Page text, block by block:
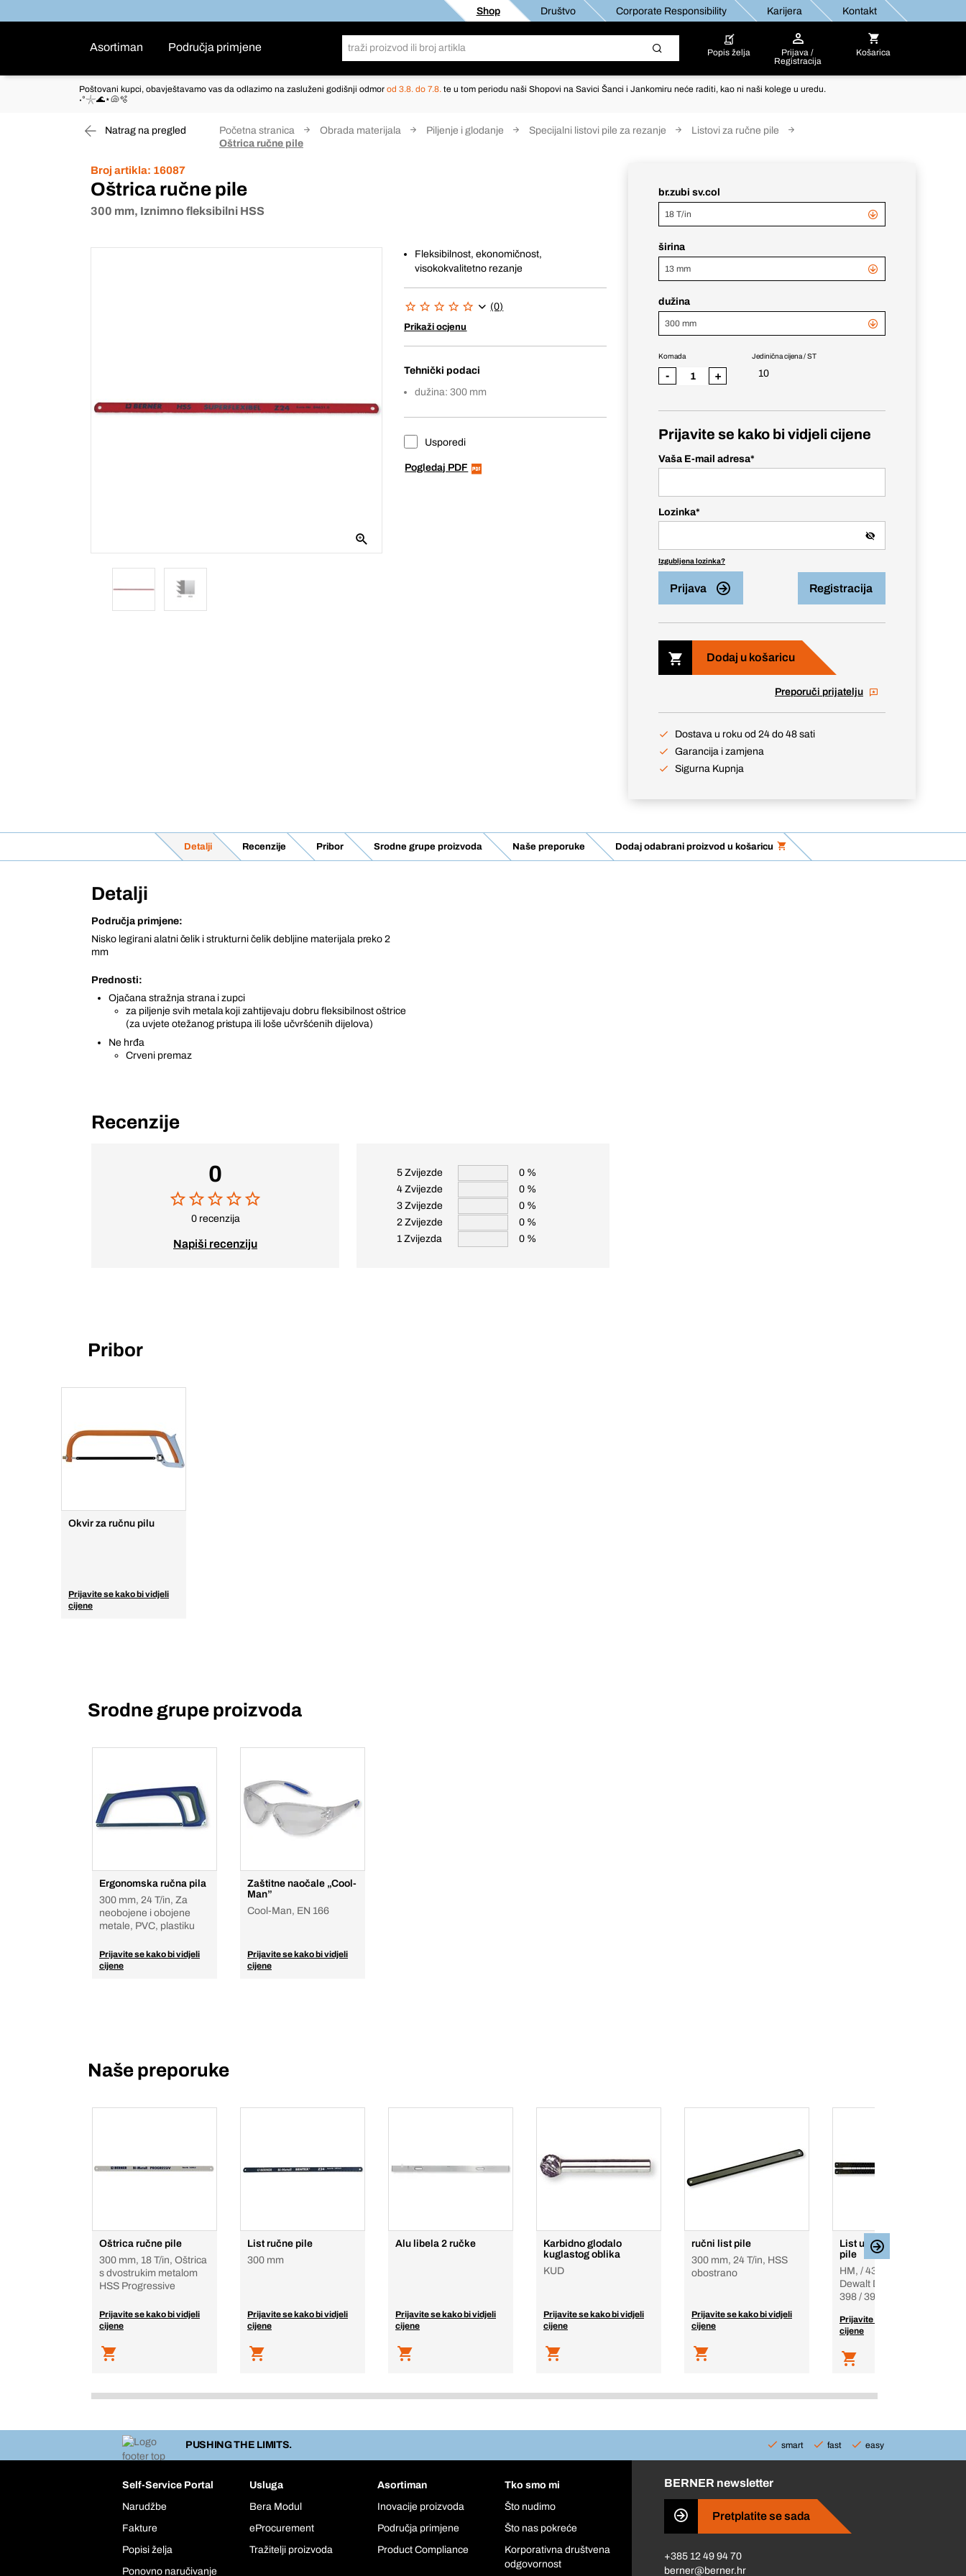
Shop Društvo Corporate Responsibility Karijera Kontakt
Asortiman Područja primjene Popis želja
Prijava /
Registracija
Košarica
Poštovani kupci, obavještavamo vas da odlazimo na zasluženi godišnji odmor od 3.8. do 7.8. te u tom periodu naši Shopovi na Savici Šanci i Jankomiru neće raditi, kao ni naši kolege u uredu.
˖°𓇼🌊⋆🐚🫧
Natrag na pregled Početna stranica Obrada materijala Piljenje i glodanje Specijalni listovi pile za rezanje
Listovi za ručne pile
Oštrica ručne pile
Broj artikla: 16087
Oštrica ručne pile
300 mm, Iznimno fleksibilni HSS
Fleksibilnost, ekonomičnost,
visokokvalitetno rezanje
(0)
Prikaži ocjenu
Tehnički podaci
dužina: 300 mm
Usporedi
Pogledaj PDF
br.zubi sv.col
18 T/in
širina
13 mm
dužina
300 mm
Jedinična cijena / ST
10
Komada
- +
Prijavite se kako bi vidjeli cijene
Vaša E-mail adresa*
Lozinka*
Izgubljena lozinka?
Prijava Registracija
Dodaj u košaricu
Preporuči prijatelju
Dostava u roku od 24 do 48 sati
Garancija i zamjena
Sigurna Kupnja
Detalji Recenzije Pribor Srodne grupe proizvoda Naše preporuke Dodaj odabrani proizvod u košaricu
Detalji
Područja primjene:
Nisko legirani alatni čelik i strukturni čelik debljine materijala preko 2
mm
Prednosti:
Ojačana stražnja strana i zupci
za piljenje svih metala koji zahtijevaju dobru fleksibilnost oštrice
(za uvjete otežanog pristupa ili loše učvršćenih dijelova)
Ne hrđa
Crveni premaz
Recenzije
0
0 recenzija
Napiši recenziju
5 Zvijezde
0 %
4 Zvijezde
0 %
3 Zvijezde
0 %
2 Zvijezde
0 %
1 Zvijezda
0 %
Pribor
Okvir za ručnu pilu
Prijavite se kako bi vidjeli
cijene
Srodne grupe proizvoda
Ergonomska ručna pila
300 mm, 24 T/in, Za
neobojene i obojene
metale, PVC, plastiku
Prijavite se kako bi vidjeli
cijene
Zaštitne naočale „Cool-
Man”
Cool-Man, EN 166
Prijavite se kako bi vidjeli
cijene
Naše preporuke
Oštrica ručne pile
300 mm, 18 T/in, Oštrica
s dvostrukim metalom
HSS Progressive
Prijavite se kako bi vidjeli
cijene
List ručne pile
300 mm
Prijavite se kako bi vidjeli
cijene
Alu libela 2 ručke
Prijavite se kako bi vidjeli
cijene
Karbidno glodalo
kuglastog oblika
KUD
Prijavite se kako bi vidjeli
cijene
ručni list pile
300 mm, 24 T/in, HSS
obostrano
Prijavite se kako bi vidjeli
cijene
List univerzalne aligator
pile
HM, / 430 mm, Za
Dewalt DWE 396 / 397 /
398 / 399
Prijavite se kako bi vidjeli
cijene
PUSHING THE LIMITS. smart fast easy
Self-Service Portal
Narudžbe
Fakture
Popisi želja
Ponovno naručivanje
Usluga
Bera Modul
eProcurement
Tražitelji proizvoda
Asortiman
Inovacije proizvoda
Područja primjene
Product Compliance
Tko smo mi
Što nudimo
Što nas pokreće
Korporativna društvena
odgovornost
BERNER newsletter
Pretplatite se sada
+385 12 49 94 70
berner@berner.hr